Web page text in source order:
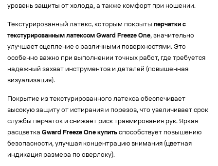
уровень защиты от холода, а также комфорт при ношении.
Текстурированный латекс, которым покрыты перчатки с
текстурированным латексом Gward Freeze One, значительно
улучшает сцепление с различными поверхностями. Это
особенно важно при выполнении точных работ, где требуется
надежный захват инструментов и деталей (повышенная
визуализация).
Покрытие из текстурированного латекса обеспечивает
высокую защиту от истирания и порезов, что увеличивает срок
службы перчаток и снижает риск травмирования рук. Яркая
расцветка Gward Freeze One купить способствует повышению
безопасности, улучшая концентрацию внимания (цветная
индикация размера по оверлоку).